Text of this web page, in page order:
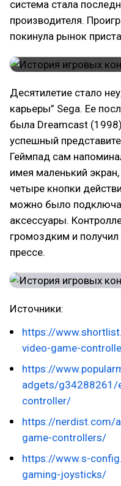
система стала
производителя.
покинула рынок
Десятилетие стало
карьеры” Sega. Ее
была Dreamcast
успешный
Геймпад сам
имея маленький
четыре кнопки
можно было
аксессуары.
громоздким и
прессе.
Источники:
https://
video-game-
https://
adgets/g34288261/
controller/
https://nerdist.com/
game-controllers/
https://www.s-
gaming-joysticks/